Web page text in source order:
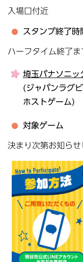
入場口付近
スタンプ終了時
ハーフタイム終了ま
埼玉パナソニッ
(ジャパンラグ
ホストゲーム)
対象ゲーム
決まり次第お知らせ